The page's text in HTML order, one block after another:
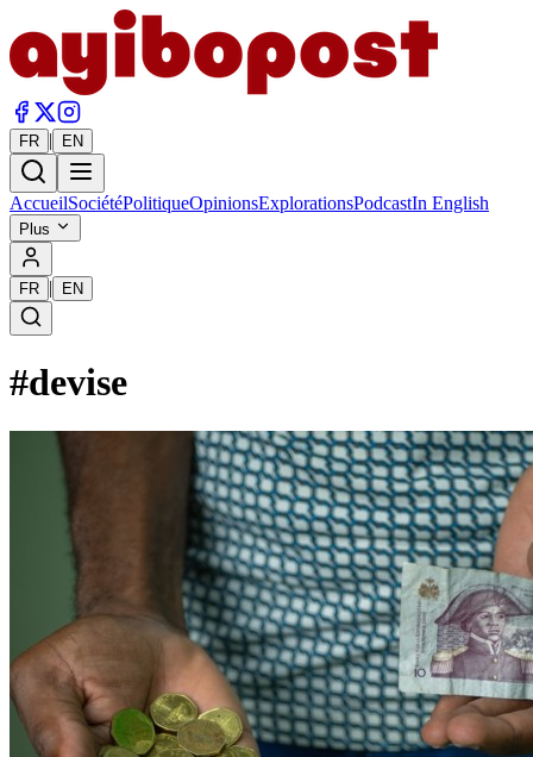
FR | EN
AccueilSociétéPolitiqueOpinionsExplorationsPodcastIn English
Plus
FR | EN
#devise